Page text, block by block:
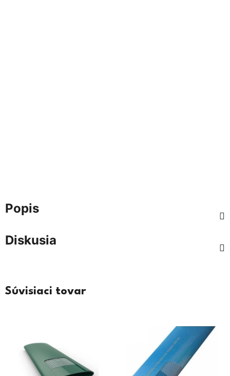
Popis
Diskusia
Súvisiaci tovar